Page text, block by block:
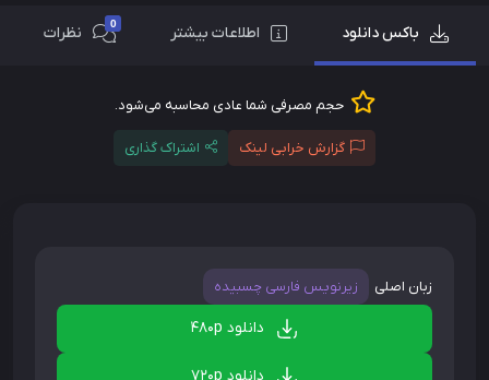
باکس دانلود اطلاعات بیشتر 0 نظرات
حجم مصرفی شما عادی محاسبه می‌شود.
گزارش خرابی لینک اشتراک گذاری
زبان اصلی زیرنویس فارسی چسبیده
دانلود 480p